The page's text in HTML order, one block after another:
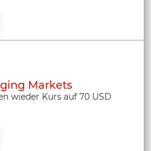
Markets
wieder Kurs auf 70 USD